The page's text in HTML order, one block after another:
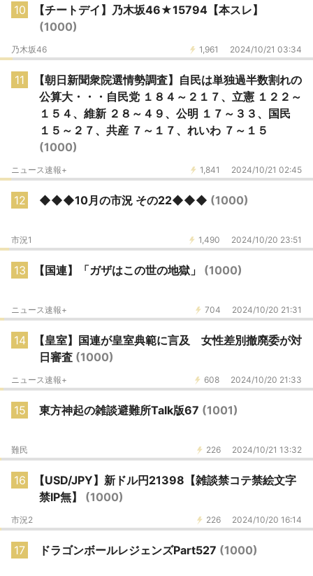
10
【チートデイ】乃木坂46★15794【本スレ】
(1000)
1,961 2024/10/21 03:34
乃木坂46
11
【朝日新聞衆院選情勢調査】自民は単独過半数割れの
公算大・・・自民党 １８４～２１７、立憲 １２２～
１５４、維新 ２８～４９、公明 １７～３３、国民
１５～２７、共産 ７～１７、れいわ ７～１５
(1000)
1,841 2024/10/21 02:45
ニュース速報+
12 ◆◆◆10月の市況 その22◆◆◆ (1000)
1,490 2024/10/20 23:51
市況1
13 【国連】「ガザはこの世の地獄」 (1000)
704 2024/10/20 21:31
ニュース速報+
14
【皇室】国連が皇室典範に言及 女性差別撤廃委が対
日審査 (1000)
608 2024/10/20 21:33
ニュース速報+
15 東方神起の雑談避難所Talk版67 (1001)
226 2024/10/21 13:32
難民
16
【USD/JPY】新ドル円21398【雑談禁コテ禁絵文字
禁IP無】 (1000)
226 2024/10/20 16:14
市況2
17 ドラゴンボールレジェンズPart527 (1000)